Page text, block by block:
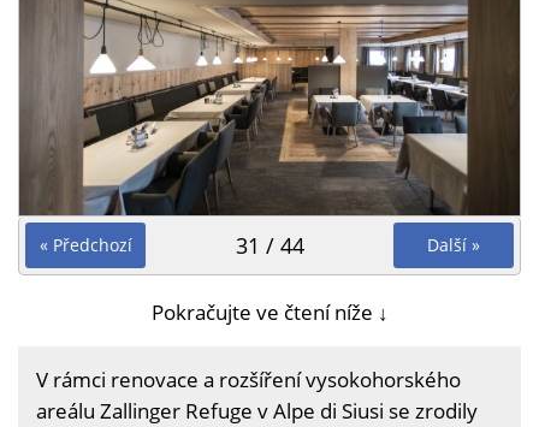
« Předchozí Další »
31 / 44
Pokračujte ve čtení níže ↓
V rámci renovace a rozšíření vysokohorského
areálu Zallinger Refuge v Alpe di Siusi se zrodily